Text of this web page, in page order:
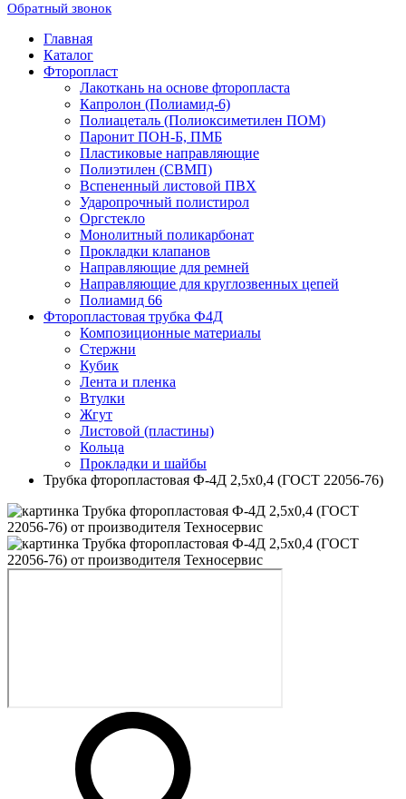
Обратный звонок
Главная
Каталог
Фторопласт
Лакоткань на основе фторопласта
Капролон (Полиамид-6)
Полиацеталь (Полиоксиметилен ПОМ)
Паронит ПОН-Б, ПМБ
Пластиковые направляющие
Полиэтилен (СВМП)
Вспененный листовой ПВХ
Ударопрочный полистирол
Оргстекло
Монолитный поликарбонат
Прокладки клапанов
Направляющие для ремней
Направляющие для круглозвенных цепей
Полиамид 66
Фторопластовая трубка Ф4Д
Композиционные материалы
Стержни
Кубик
Лента и пленка
Втулки
Жгут
Листовой (пластины)
Кольца
Прокладки и шайбы
Трубка фторопластовая Ф-4Д 2,5х0,4 (ГОСТ 22056-76)